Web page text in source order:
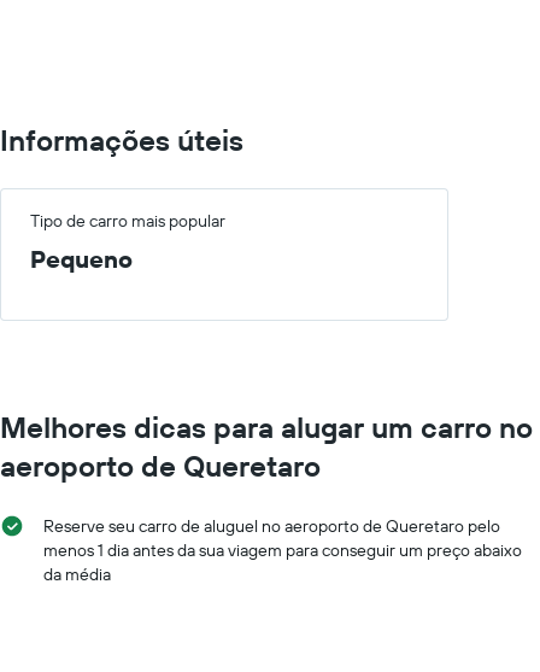
Informações úteis
Tipo de carro mais popular
Pequeno
Melhores dicas para alugar um carro no
aeroporto de Queretaro
Reserve seu carro de aluguel no aeroporto de Queretaro pelo
menos 1 dia antes da sua viagem para conseguir um preço abaixo
da média